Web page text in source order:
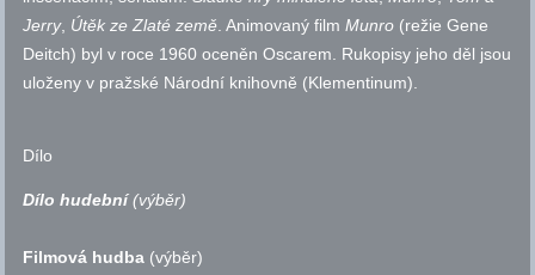
Jerry, Útěk ze Zlaté země. Animovaný filmMunro (režie Gene
Deitch) byl v roce 1960 oceněn Oscarem. Rukopisy jeho děl jsou
uloženy v pražské Národní knihovně (Klementinum).
Dílo
Dílo hudební(výběr)
Filmová hudba (výběr)